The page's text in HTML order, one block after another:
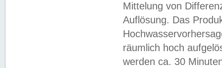
Mittelung von
Auflösung. Das
räumlich hoch
werden ca. 30